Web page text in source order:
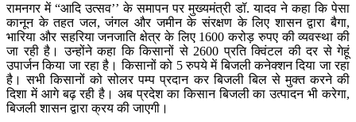
रामनगर में “आदि उत्सव’’ के समापन पर मुख्यमंत्री डॉ. यादव ने कहा कि पेसा
कानून के तहत जल, जंगल और जमीन के संरक्षण के लिए शासन द्वारा बैगा,
भारिया और सहरिया जनजाति क्षेत्र के लिए 1600 करोड़ रुपए की व्यवस्था की
जा रही है। उन्होंने कहा कि किसानों से 2600 प्रति क्विंटल की दर से गेहूं
उपार्जन किया जा रहा है। किसानों को 5 रुपये में बिजली कनेक्शन दिया जा रहा
है। सभी किसानों को सोलर पम्प प्रदान कर बिजली बिल से मुक्त करने की
दिशा में आगे बढ़ रही है। अब प्रदेश का किसान बिजली का उत्पादन भी करेगा,
बिजली शासन द्वारा क्रय की जाएगी।